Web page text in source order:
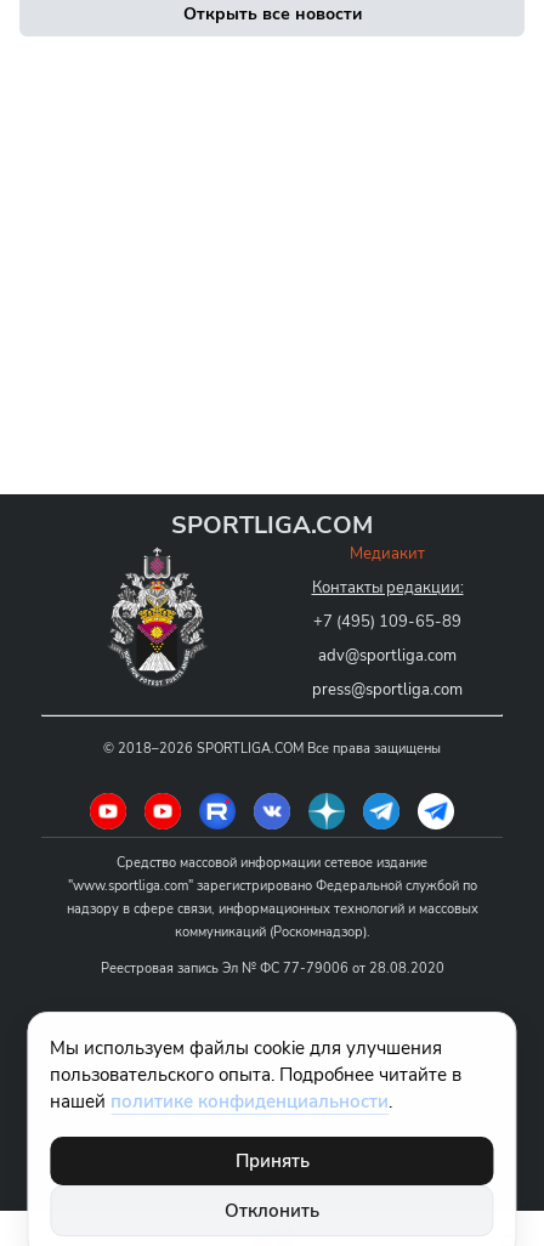
Открыть все новости
SPORTLIGA.COM
Медиакит
Контакты редакции:
+7 (495) 109-65-89
adv@sportliga.com
press@sportliga.com
© 2018–2026 SPORTLIGA.COM Все права защищены
Средство массовой информации сетевое издание
"www.sportliga.com" зарегистрировано Федеральной службой по
надзору в сфере связи, информационных технологий и массовых
коммуникаций (Роскомнадзор).
Реестровая запись Эл № ФС 77-79006 от 28.08.2020
Название - www.sportliga.com
Учредитель СМИ сетевого издания "www.sportliga.com": ИП Чамин
О.Н.
Главный редактор СМИ сетевого издания "www.sportliga.com":
Хаимов Д.И.
18+
Мы используем файлы cookie для улучшения
пользовательского опыта. Подробнее читайте в
нашей политике конфиденциальности.
Принять
Отклонить